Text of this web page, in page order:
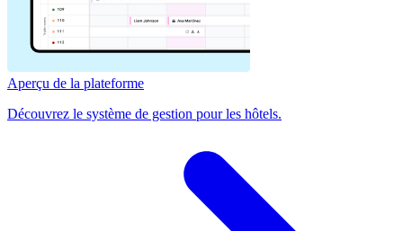
Aperçu de la plateforme
Découvrez le système de gestion pour les hôtels.